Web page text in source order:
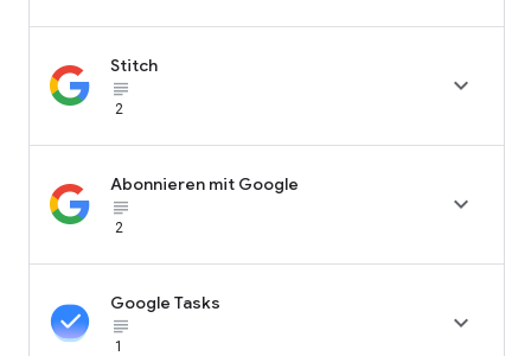
Stitch
subject_black
2

Abonnieren mit Google
subject_black
2

Google Tasks
subject_black
1
